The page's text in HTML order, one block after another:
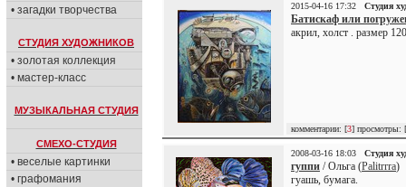
• загадки творчества
СТУДИЯ ХУДОЖНИКОВ
• золотая коллекция
• мастер-класс
МУЗЫКАЛЬНАЯ СТУДИЯ
СМЕХО-СТУДИЯ
• веселые картинки
• графомания
2015-04-16 17:32 Студия
Батискаф или
акрил, холст . размер
комментарии: [3] просмотры: [
2008-03-16 18:03 Студия
гуппи / Ольга (Palitrrra)
гуашь, бумага.